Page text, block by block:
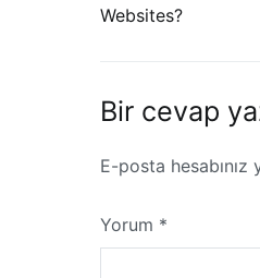
Websites?
Bir cevap
E-posta hesabınız
Yorum *